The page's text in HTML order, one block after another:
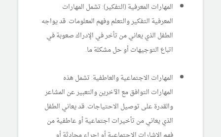
المهارات المعرفية (التفكير): تشمل المهارات
المعرفية التفكير والتعلم وفهم المعلومات. قد يواجه
الطفل الذي يعاني من تأخر في الإدراك صعوبة في
اتباع التوجيهات أو حل مشكلة ما.
المهارات الاجتماعية والعاطفية: تشمل هذه
المهارات التوافق مع الآخرين والتعبير عن المشاعر
والقدرة على توصيل الاحتياجات. قد يعاني الطفل
الذي يعاني من تأخيرات اجتماعية أو عاطفية من